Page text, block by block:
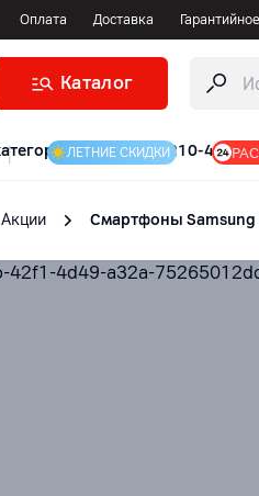
Оплата Доставка
Каталог
| ЛЕТНИЕ СКИДКИ
Акции Смартфоны Samsung